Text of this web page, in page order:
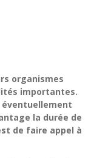
organismes
importantes.
éventuellement
la durée de
de faire appel à